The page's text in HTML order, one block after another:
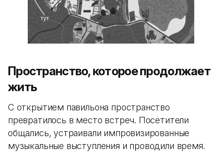
Пространство, которое продолжает
жить
С открытием павильона пространство
превратилось в место встреч. Посетители
общались, устраивали импровизированные
музыкальные выступления и проводили время.